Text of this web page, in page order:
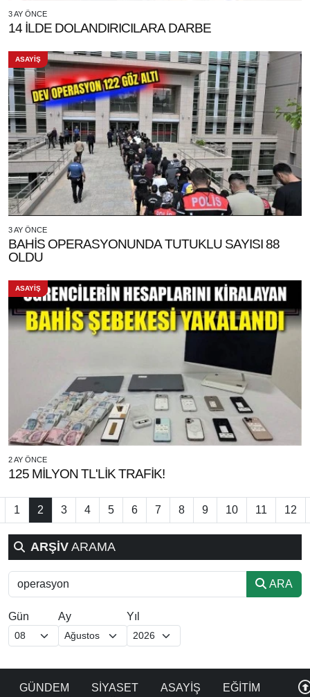
3 AY ÖNCE
14 İLDE DOLANDIRICILARA DARBE
ASAYİŞ
3 AY ÖNCE
BAHİS OPERASYONUNDA TUTUKLU SAYISI 88
OLDU
ASAYİŞ
2 AY ÖNCE
125 MİLYON TL'LİK TRAFİK!
1 2 3 4 5 6 7 8 9 10 11 12
ARŞİV ARAMA
ARA
Gün Ay Yıl
GÜNDEM SİYASET ASAYİŞ
EĞİTİM